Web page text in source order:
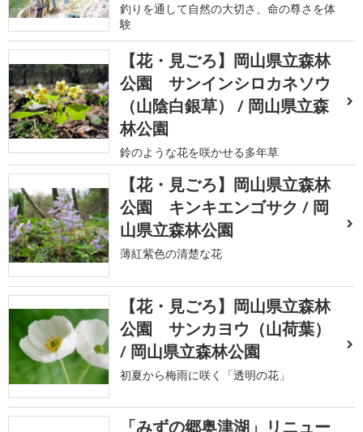
釣りを通して自然の大切さ、命の尊さを体
験
【花・見ごろ】岡山県立森林
公園 サンインシロカネソウ
（山陰白銀草） / 岡山県立森
林公園
鈴のような花を咲かせる多年草
【花・見ごろ】岡山県立森林
公園 キンキエンゴサク / 岡
山県立森林公園
薄紅紫色の清楚な花
【花・見ごろ】岡山県立森林
公園 サンカヨウ（山荷葉）
/ 岡山県立森林公園
初夏から梅雨に咲く「透明の花」
「みずの郷奥津湖」リニュー